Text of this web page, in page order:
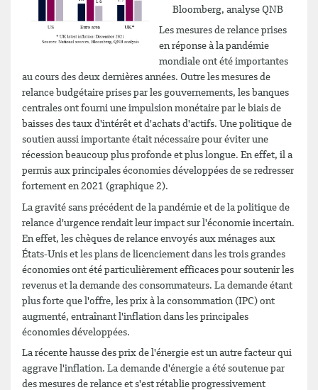
Bloomberg, analyse QNB
Les mesures de relance prises
en réponse à la pandémie
mondiale ont été importantes
au cours des deux dernières années. Outre les mesures de
relance budgétaire prises par les gouvernements, les banques
centrales ont fourni une impulsion monétaire par le biais de
baisses des taux d'intérêt et d'achats d'actifs. Une politique de
soutien aussi importante était nécessaire pour éviter une
récession beaucoup plus profonde et plus longue. En effet, il a
permis aux principales économies développées de se redresser
fortement en 2021 (graphique 2).
La gravité sans précédent de la pandémie et de la politique de
relance d'urgence rendait leur impact sur l'économie incertain.
En effet, les chèques de relance envoyés aux ménages aux
États-Unis et les plans de licenciement dans les trois grandes
économies ont été particulièrement efficaces pour soutenir les
revenus et la demande des consommateurs. La demande étant
plus forte que l'offre, les prix à la consommation (IPC) ont
augmenté, entraînant l'inflation dans les principales
économies développées.
La récente hausse des prix de l'énergie est un autre facteur qui
aggrave l'inflation. La demande d'énergie a été soutenue par
des mesures de relance et s'est rétablie progressivement